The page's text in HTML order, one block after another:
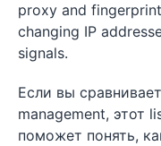
proxy and
changing IP
signals.
Если вы
management, этот
поможет понять,